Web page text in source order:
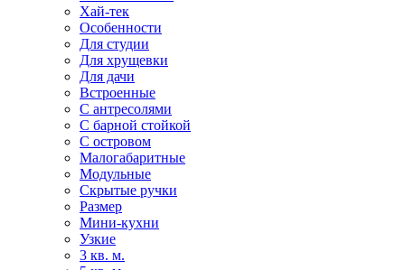
Хай-тек
Особенности
Для студии
Для хрущевки
Для дачи
Встроенные
С антресолями
С барной стойкой
С островом
Малогабаритные
Модульные
Скрытые ручки
Размер
Мини-кухни
Узкие
3 кв. м.